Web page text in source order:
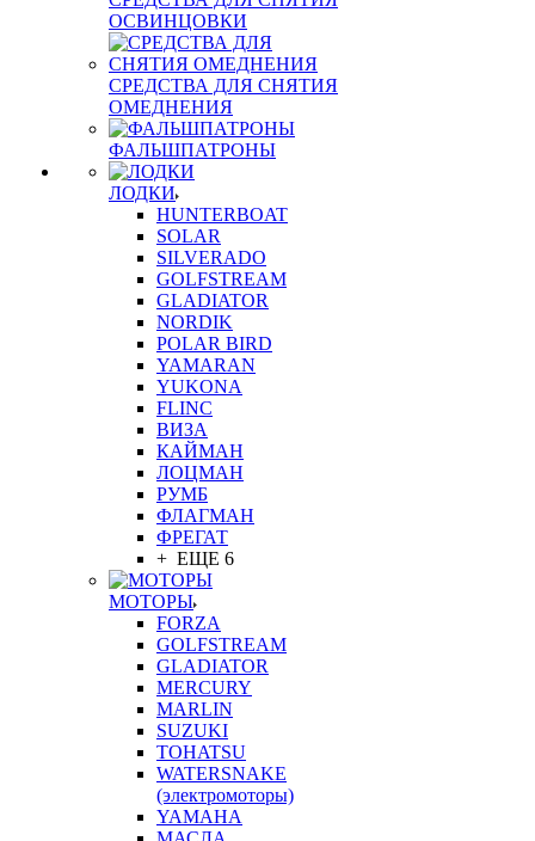
ОСВИНЦОВКИ
СРЕДСТВА ДЛЯ СНЯТИЯ
ОМЕДНЕНИЯ
ФАЛЬШПАТРОНЫ
ЛОДКИ
HUNTERBOAT
SOLAR
SILVERADO
GOLFSTREAM
GLADIATOR
NORDIK
POLAR BIRD
YAMARAN
YUKONA
FLINC
ВИЗА
КАЙМАН
ЛОЦМАН
РУМБ
ФЛАГМАН
ФРЕГАТ
+ ЕЩЕ 6
МОТОРЫ
FORZA
GOLFSTREAM
GLADIATOR
MERCURY
MARLIN
SUZUKI
TOHATSU
WATERSNAKE
(электромоторы)
YAMAHA